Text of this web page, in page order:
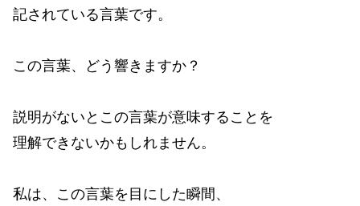
記されている言葉です。
この言葉、どう響きますか？
説明がないとこの言葉が意味することを
理解できないかもしれません。
私は、この言葉を目にした瞬間、